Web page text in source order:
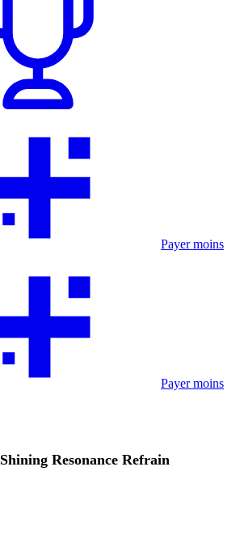
Payer moins
Payer moins
Shining Resonance Refrain